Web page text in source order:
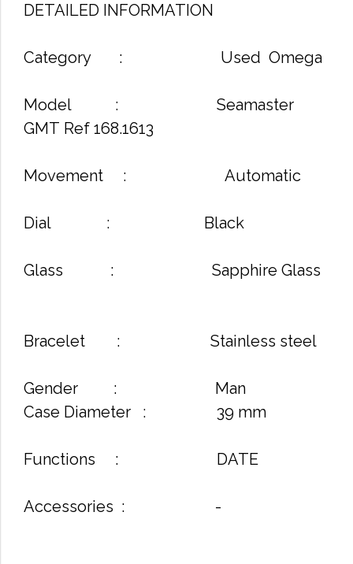
DETAILED INFORMATION
Category : Used Omega
Model : Seamaster
GMT Ref 168.1613
Movement : Automatic
Dial : Black
Glass : Sapphire Glass
Bracelet : Stainless steel
Gender : Man
Case Diameter : 39 mm
Functions : DATE
Accessories : -